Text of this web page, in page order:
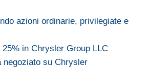
azioni ordinarie, privilegiate e
25% in Chrysler Group LLC
negoziato su Chrysler